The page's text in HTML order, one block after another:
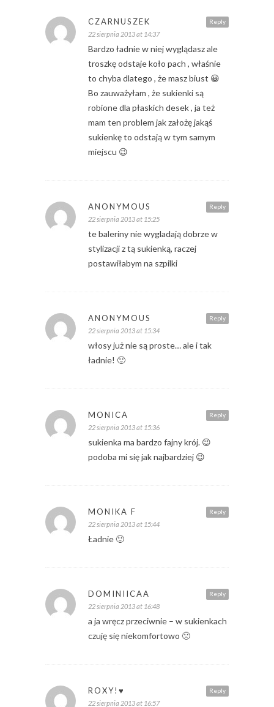
Reply
CZARNUSZEK
22 sierpnia 2013 at 14:37
Bardzo ładnie w niej wyglądasz ale
troszkę odstaje koło pach , właśnie
to chyba dlatego , że masz biust 😀
Bo zauważyłam , że sukienki są
robione dla płaskich desek , ja też
mam ten problem jak założę jakąś
sukienkę to odstają w tym samym
miejscu 😉
Reply
ANONYMOUS
22 sierpnia 2013 at 15:25
te baleriny nie wygladają dobrze w
stylizacji z tą sukienką, raczej
postawiłabym na szpilki
Reply
ANONYMOUS
22 sierpnia 2013 at 15:34
włosy już nie są proste… ale i tak
ładnie! 🙂
Reply
MONICA
22 sierpnia 2013 at 15:36
sukienka ma bardzo fajny krój. 😉
podoba mi się jak najbardziej 😉
Reply
MONIKA F
22 sierpnia 2013 at 15:44
Ładnie 🙂
Reply
DOMINIICAA
22 sierpnia 2013 at 16:48
a ja wręcz przeciwnie – w sukienkach
czuję się niekomfortowo 🙁
Reply
ROXY!♥
22 sierpnia 2013 at 16:57